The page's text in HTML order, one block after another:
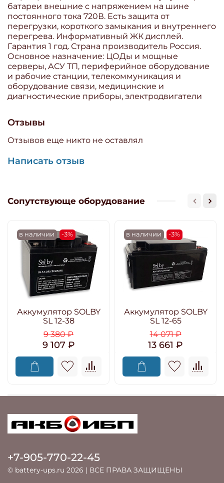
батареи внешние с напряжением на шине
постоянного тока 720В. Есть защита от
перегрузки, короткого замыкания и внутреннего
перегрева. Информативный ЖК дисплей.
Гарантия 1 год. Страна производитель Россия.
Основное назначение: ЦОДы и мощные
серверы, АСУ ТП, периферийное оборудование
и рабочие станции, телекоммуникация и
оборудование связи, медицинские и
диагностические приборы, электродвигатели
Отзывы
Отзывов еще никто не оставлял
Написать отзыв
Сопутствующе оборудование
в наличии -3%
Аккумулятор SOLBY
SL 12-38
9 380 ₽
9 107 ₽
в наличии -3%
Аккумулятор SOLBY
SL 12-65
14 071 ₽
13 661 ₽
+7-905-770-22-45
© battery-ups.ru 2026 | ВСЕ ПРАВА ЗАЩИЩЕНЫ